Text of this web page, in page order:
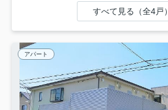
すべて見る（全4戸）
アパート